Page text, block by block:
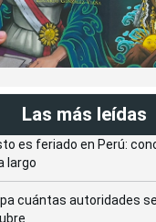
Las más leídas
es feriado en Perú:
largo
cuántas autoridades